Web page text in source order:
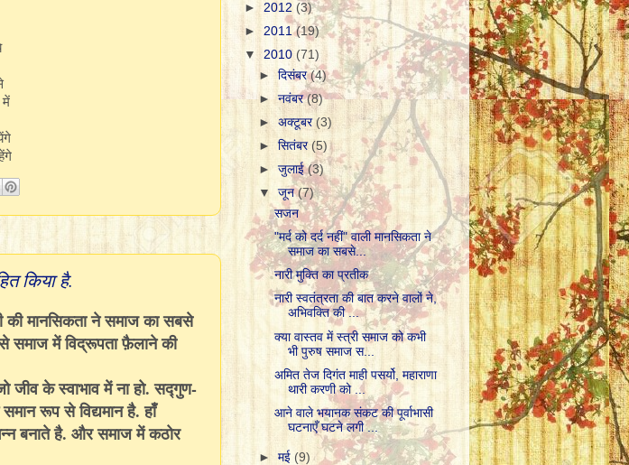
में
किया है.
की मानसिकता ने समाज का सबसे
समाज में विद्रूपता फ़ैलाने की
जीव के स्वाभाव में ना हो. सद्गुण-
रूप से विद्यमान है. हाँ
बनाते है. और समाज में कठोर
► 2012 (3)
► 2011(19)
▼ 2010 (71)
►दिसंबर(4)
►नवंबर(8)
►अक्टूबर(3)
►सितंबर (5)
►जुलाई(3)
▼जून(7)
सजन
"मर्द को दर्द नहीं" वाली मानसिकता ने
समाज का सबसे...
नारी मुक्ति का प्रतीक
नारी स्वतंत्रता की बात करने वालों ने,
अभिवक्ति की ...
क्या वास्तव में स्त्री समाज को कभी
भी पुरुष समाज स...
अमित तेज दिगंत माही पसर्यो, महाराणा
थारी करणी को ...
आने वाले भयानक संकट की पूर्वाभासी
घटनाएँ घटने लगी ...
►मई (9)